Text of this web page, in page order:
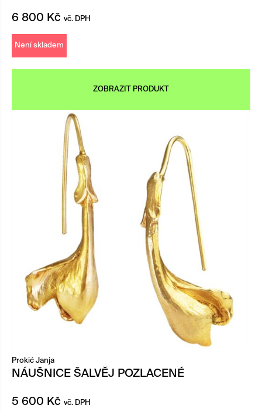
6 800 Kč vč. DPH
Není skladem
ZOBRAZIT PRODUKT
Prokić Janja
NÁUŠNICE ŠALVĚJ POZLACENÉ
5 600 Kč vč. DPH